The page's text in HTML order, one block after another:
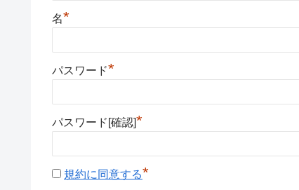
名*
パスワード*
パスワード[確認]*
規約に同意する*